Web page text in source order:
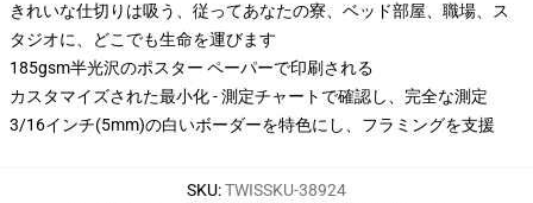
きれいな仕切りは吸う、従ってあなたの寮、ベッド部屋、職場、ス
タジオに、どこでも生命を運びます
185gsm半光沢のポスター ペーパーで印刷される
カスタマイズされた最小化 - 測定チャートで確認し、完全な測定
3/16インチ(5mm)の白いボーダーを特色にし、フラミングを支援
SKU:TWISSKU-38924